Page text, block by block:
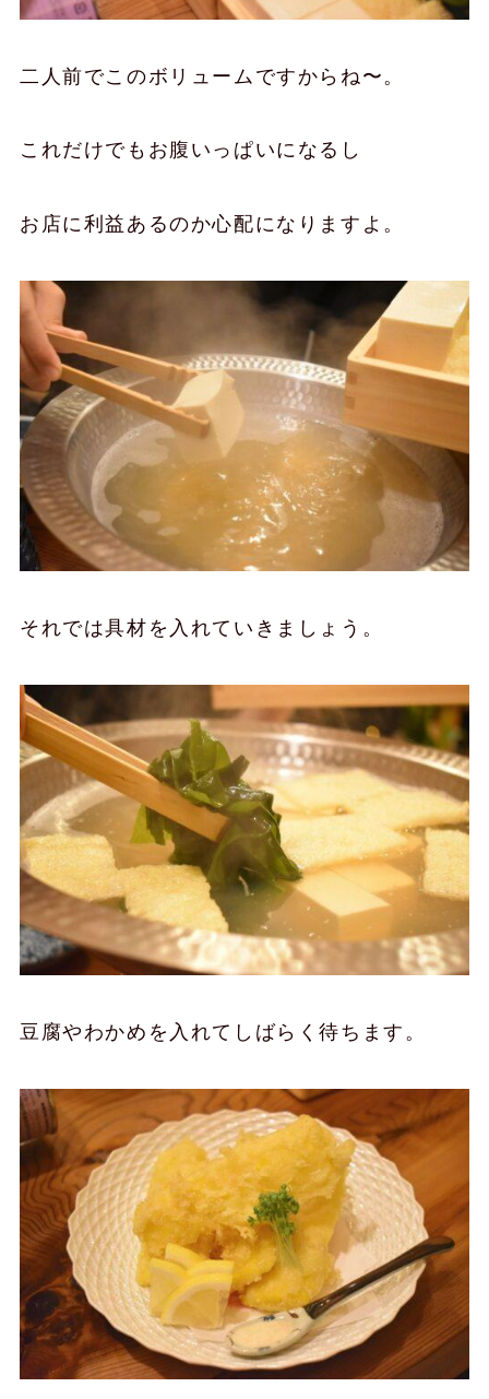
二人前でこのボリュームですからね〜。
これだけでもお腹いっぱいになるし
お店に利益あるのか心配になりますよ。
それでは具材を入れていきましょう。
豆腐やわかめを入れてしばらく待ちます。